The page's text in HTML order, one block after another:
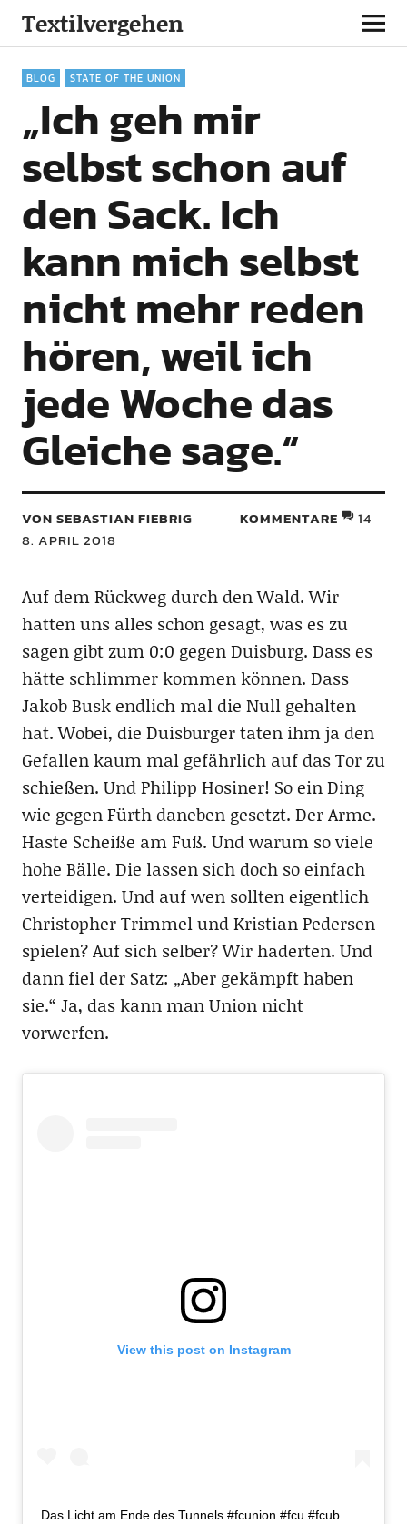
Textilvergehen
BLOG STATE OF THE UNION
„Ich geh mir
selbst schon auf
den Sack. Ich
kann mich selbst
nicht mehr reden
hören, weil ich
jede Woche das
Gleiche sage.“
VON SEBASTIAN FIEBRIG
8. APRIL 2018
KOMMENTARE 14
Auf dem Rückweg durch den Wald. Wir
hatten uns alles schon gesagt, was es zu
sagen gibt zum 0:0 gegen Duisburg. Dass es
hätte schlimmer kommen können. Dass
Jakob Busk endlich mal die Null gehalten
hat. Wobei, die Duisburger taten ihm ja den
Gefallen kaum mal gefährlich auf das Tor zu
schießen. Und Philipp Hosiner! So ein Ding
wie gegen Fürth daneben gesetzt. Der Arme.
Haste Scheiße am Fuß. Und warum so viele
hohe Bälle. Die lassen sich doch so einfach
verteidigen. Und auf wen sollten eigentlich
Christopher Trimmel und Kristian Pedersen
spielen? Auf sich selber? Wir haderten. Und
dann fiel der Satz: „Aber gekämpft haben
sie.“ Ja, das kann man Union nicht
vorwerfen.
View this post on Instagram
Das Licht am Ende des Tunnels #fcunion #fcu #fcub